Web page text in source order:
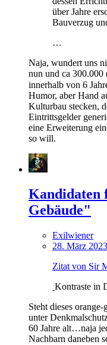
über Jahre
Bauverzug
…
Naja, wundert uns
nun und ca
innerhalb von 6
Humor, aber Hand
Kulturbau stecken,
Eintrittsgelder
eine Erweiterung
so will.
Kandidaten
Gebäude"
Exilwiener
28. März
Zitat von Sir
Kontraste in
Steht dieses
unter
60 Jahre alt…naja
Nachbarn daneben